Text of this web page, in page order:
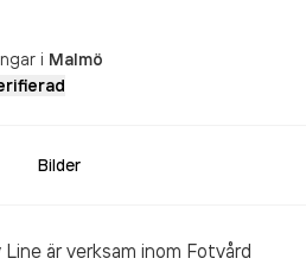
i Malmö
Bilder
är verksam inom Fotvård